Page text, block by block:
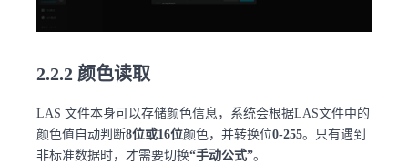
2.2.2 颜色读取
LAS 文件本身可以存储颜色信息，系统会根据LAS文件中的
颜色值自动判断8位或16位颜色，并转换位0-255。只有遇到
非标准数据时，才需要切换“手动公式”。